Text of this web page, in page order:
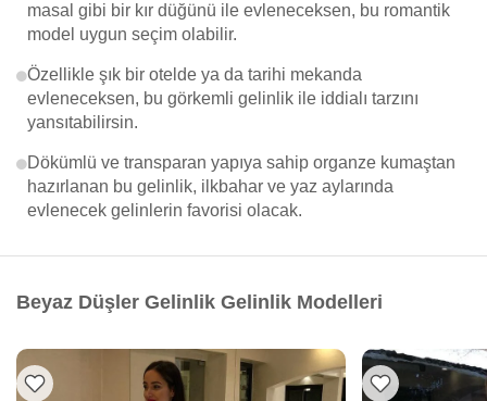
masal gibi bir kır düğünü ile evleneceksen, bu romantik
model uygun seçim olabilir.
Özellikle şık bir otelde ya da tarihi mekanda
evleneceksen, bu görkemli gelinlik ile iddialı tarzını
yansıtabilirsin.
Dökümlü ve transparan yapıya sahip organze kumaştan
hazırlanan bu gelinlik, ilkbahar ve yaz aylarında
evlenecek gelinlerin favorisi olacak.
Beyaz Düşler Gelinlik Gelinlik Modelleri